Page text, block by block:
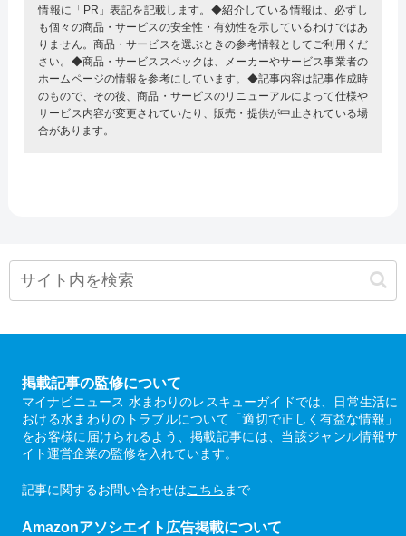
情報に「PR」表記を記載します。◆紹介している情報は、必ずし
も個々の商品・サービスの安全性・有効性を示しているわけではあ
りません。商品・サービスを選ぶときの参考情報としてご利用くだ
さい。◆商品・サービススペックは、メーカーやサービス事業者の
ホームページの情報を参考にしています。◆記事内容は記事作成時
のもので、その後、商品・サービスのリニューアルによって仕様や
サービス内容が変更されていたり、販売・提供が中止されている場
合があります。
掲載記事の監修について
マイナビニュース 水まわりのレスキューガイドでは、日常生活に
おける水まわりのトラブルについて「適切で正しく有益な情報」
をお客様に届けられるよう、掲載記事には、当該ジャンル情報サ
イト運営企業の監修を入れています。
記事に関するお問い合わせはこちら まで
Amazonアソシエイト広告掲載について